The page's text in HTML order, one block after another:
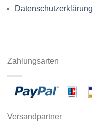
Datenschutzerklärung
Zahlungsarten
Versandpartner